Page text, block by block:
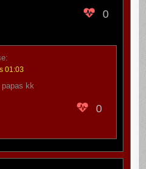
0
01:03
kk
0